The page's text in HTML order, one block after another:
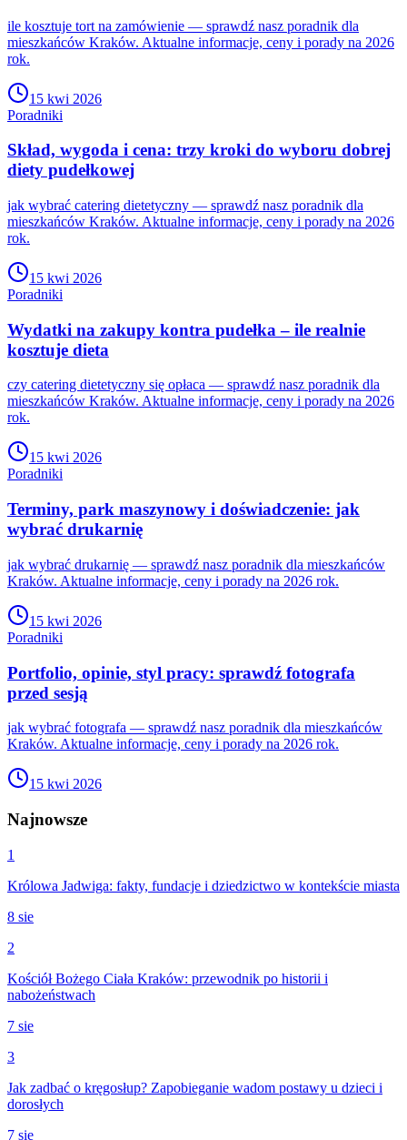
ile kosztuje tort na zamówienie — sprawdź nasz poradnik dla
mieszkańców Kraków. Aktualne informacje, ceny i porady na 2026
rok.
15 kwi 2026
Poradniki
Skład, wygoda i cena: trzy kroki do wyboru dobrej
diety pudełkowej
jak wybrać catering dietetyczny — sprawdź nasz poradnik dla
mieszkańców Kraków. Aktualne informacje, ceny i porady na 2026
rok.
15 kwi 2026
Poradniki
Wydatki na zakupy kontra pudełka – ile realnie
kosztuje dieta
czy catering dietetyczny się opłaca — sprawdź nasz poradnik dla
mieszkańców Kraków. Aktualne informacje, ceny i porady na 2026
rok.
15 kwi 2026
Poradniki
Terminy, park maszynowy i doświadczenie: jak
wybrać drukarnię
jak wybrać drukarnię — sprawdź nasz poradnik dla mieszkańców
Kraków. Aktualne informacje, ceny i porady na 2026 rok.
15 kwi 2026
Poradniki
Portfolio, opinie, styl pracy: sprawdź fotografa
przed sesją
jak wybrać fotografa — sprawdź nasz poradnik dla mieszkańców
Kraków. Aktualne informacje, ceny i porady na 2026 rok.
15 kwi 2026
Najnowsze
1
Królowa Jadwiga: fakty, fundacje i dziedzictwo w kontekście miasta
8 sie
2
Kościół Bożego Ciała Kraków: przewodnik po historii i
nabożeństwach
7 sie
3
Jak zadbać o kręgosłup? Zapobieganie wadom postawy u dzieci i
dorosłych
7 sie